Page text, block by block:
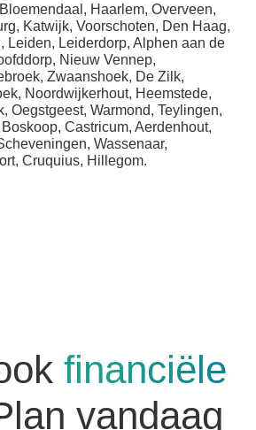
Haarlem, Overveen,
Katwijk, Voorschoten, Den Haag,
Leiden, Leiderdorp, Alphen aan de
Nieuw Vennep,
Zwaanshoek, De Zilk,
Noordwijkerhout, Heemstede,
Oegstgeest, Warmond, Teylingen,
Castricum, Aerdenhout,
Wassenaar,
Cruquius, Hillegom.
financiële
vandaag